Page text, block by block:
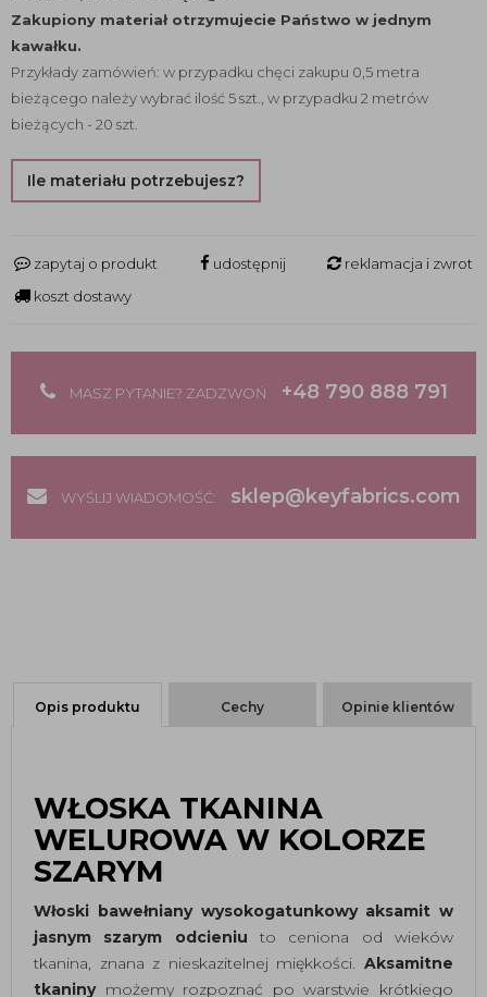
Zakupiony materiał otrzymujecie Państwo w jednym
kawałku.
Przykłady zamówień: w przypadku chęci zakupu 0,5 metra
bieżącego należy wybrać ilość 5 szt., w przypadku 2 metrów
bieżących - 20 szt.
Ile materiału potrzebujesz?
zapytaj o produkt udostępnij
reklamacja i zwrot
koszt dostawy
MASZ PYTANIE? ZADZWOŃ +48 790 888 791
WYŚLIJ WIADOMOŚĆ: sklep@keyfabrics.com
Opis produktu Cechy Opinie klientów
WŁOSKA TKANINA
WELUROWA W KOLORZE
SZARYM
Włoski bawełniany wysokogatunkowy aksamit w
jasnym szarym odcieniu to ceniona od wieków
tkanina, znana z nieskazitelnej miękkości. Aksamitne
tkaninymożemy rozpoznać po warstwie krótkiego